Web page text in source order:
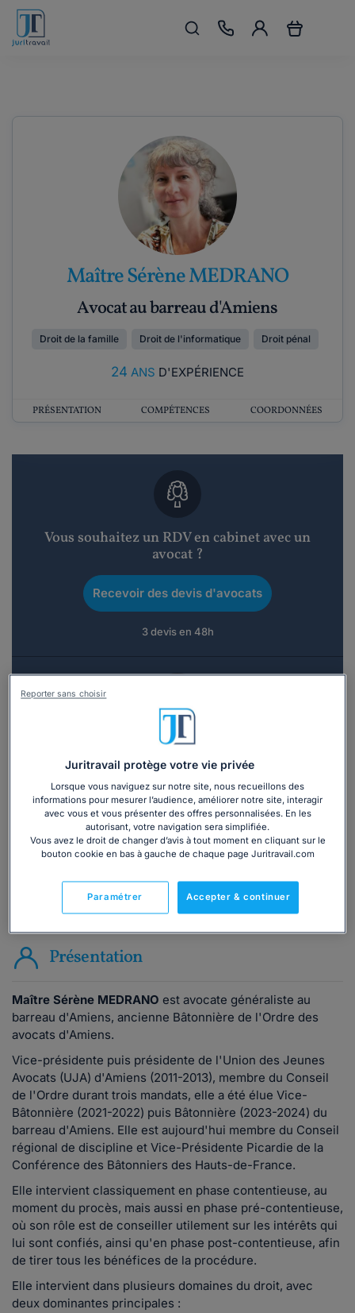
Maître Sérène MEDRANO
Avocat au barreau d'Amiens
Droit de la famille Droit de l'informatique Droit pénal
24 ANS D'EXPÉRIENCE
PRÉSENTATION COMPÉTENCES COORDONNÉES
Vous souhaitez un RDV en cabinet avec un
avocat ?
Recevoir des devis d'avocats
3 devis en 48h
Vous souhaitez une consultation par
téléphone ?
Consulter immédiatement
ou appelez le01 75 75 42 33(8h à 21h du lundi au
vendredi)
Vous êtes avocat ?
Présentation
Maître Sérène MEDRANO est avocate généraliste au
barreau d'Amiens, ancienne Bâtonnière de l'Ordre des
avocats d'Amiens.
Vice-présidente puis présidente de l'Union des Jeunes
Avocats (UJA) d'Amiens (2011-2013), membre du Conseil
de l'Ordre durant trois mandats, elle a été élue Vice-
Bâtonnière (2021-2022) puis Bâtonnière (2023-2024) du
barreau d'Amiens. Elle est aujourd'hui membre du Conseil
régional de discipline et Vice-Présidente Picardie de la
Conférence des Bâtonniers des Hauts-de-France.
Elle intervient classiquement en phase contentieuse, au
moment du procès, mais aussi en phase pré-contentieuse,
où son rôle est de conseiller utilement sur les intérêts qui
lui sont confiés, ainsi qu'en phase post-contentieuse, afin
de tirer tous les bénéfices de la procédure.
Elle intervient dans plusieurs domaines du droit, avec
deux dominantes principales :
Juritravail protège votre vie privée
Lorsque vous naviguez sur notre site, nous recueillons des
informations pour mesurer l’audience, améliorer notre site, interagir
avec vous et vous présenter des offres personnalisées. En les
autorisant, votre navigation sera simplifiée.
Vous avez le droit de changer d’avis à tout moment en cliquant sur le
bouton cookie en bas à gauche de chaque page Juritravail.com
Accepter & continuer
Paramétrer
Reporter sans choisir